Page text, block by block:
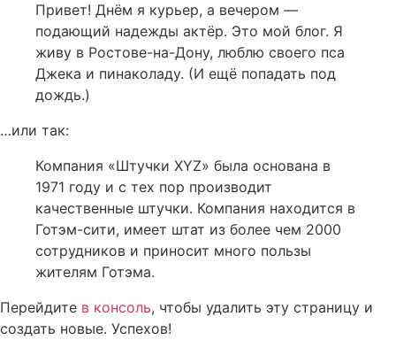
Привет! Днём я курьер, а вечером —
подающий надежды актёр. Это мой блог. Я
живу в Ростове-на-Дону, люблю своего пса
Джека и пинаколаду. (И ещё попадать под
дождь.)
…или так:
Компания «Штучки XYZ» была основана в
1971 году и с тех пор производит
качественные штучки. Компания находится в
Готэм-сити, имеет штат из более чем 2000
сотрудников и приносит много пользы
жителям Готэма.
Перейдите в консоль, чтобы удалить эту страницу и
создать новые. Успехов!